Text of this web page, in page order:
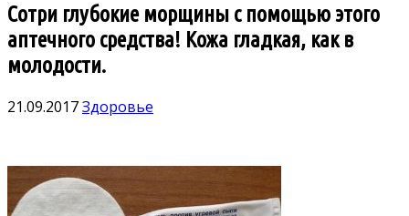
Сотри глубокие морщины с помощью этого
аптечного средства! Кожа гладкая, как в
молодости.
21.09.2017Здоровье